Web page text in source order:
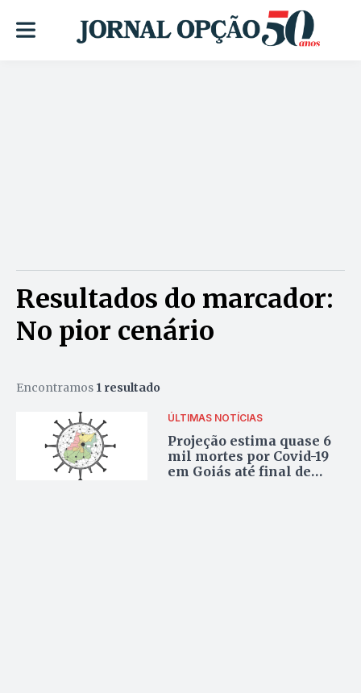
Resultados do marcador:
No pior cenário
Encontramos 1 resultado
ÚLTIMAS NOTÍCIAS
Projeção estima quase 6
mil mortes por Covid-19
em Goiás até final de